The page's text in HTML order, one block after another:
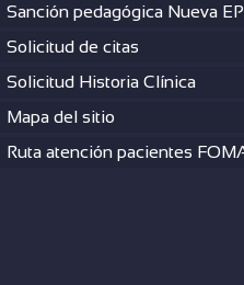
Sanción pedagógica Nueva
Solicitud de citas
Solicitud Historia Clínica
Mapa del sitio
Ruta atención pacientes